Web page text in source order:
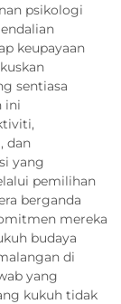
psikologi
keupayaan
sentiasa
ini
dan
yang
pemilihan
berganda
mereka
budaya
di
yang
kukuh tidak